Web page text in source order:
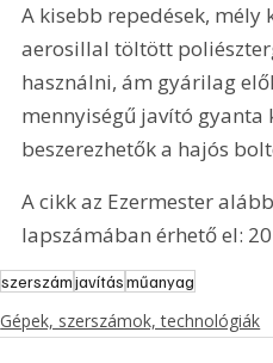
A kisebb repedések, mély
aerosillal töltött
használni, ám gyárilag
mennyiségű javító gyanta
beszerezhetők a hajós
A cikk az Ezermester
lapszámában érhető el:
szerszámjavításműanyag
Gépek, szerszámok, technológiák